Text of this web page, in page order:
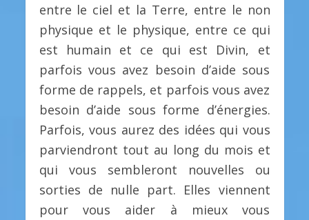
entre le ciel et la Terre, entre le non
physique et le physique, entre ce qui
est humain et ce qui est Divin, et
parfois vous avez besoin d’aide sous
forme de rappels, et parfois vous avez
besoin d’aide sous forme d’énergies.
Parfois, vous aurez des idées qui vous
parviendront tout au long du mois et
qui vous sembleront nouvelles ou
sorties de nulle part. Elles viennent
pour vous aider à mieux vous